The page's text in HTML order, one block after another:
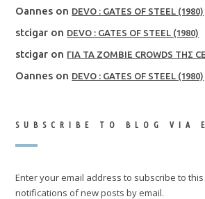
Oannes on DEVO : GATES OF STEEL (1980)
stcigar on DEVO : GATES OF STEEL (1980)
stcigar on ΓΙΑ ΤΑ ZOMBIE CROWDS ΤΗΣ
Oannes on DEVO : GATES OF STEEL (1980)
SUBSCRIBE TO BLOG VIA
Enter your email address to subscribe to
notifications of new posts by email.